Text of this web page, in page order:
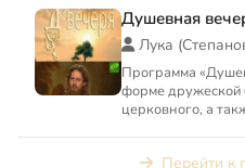
Душевная
Лука
Программа
форме дружеской
церковного, а
Перейти к